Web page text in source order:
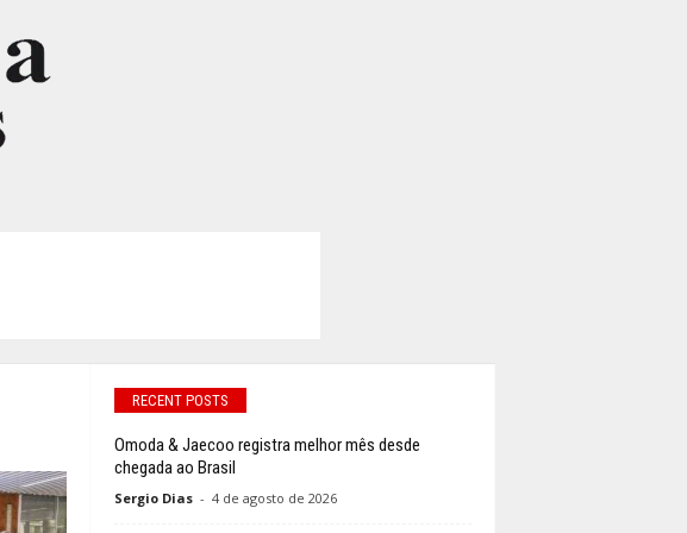
RECENT POSTS
Omoda & Jaecoo registra melhor mês desde
chegada ao Brasil
Sergio Dias - 4 de agosto de 2026